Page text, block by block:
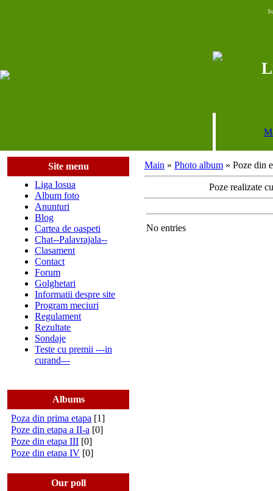
Site menu
Liga Iosua
Album foto
Anunturi
Blog
Cartea de oaspeti
Chat--Palavrajala--
Clasament
Contact
Forum
Golghetari
Informatii despre site
Program meciuri
Regulament
Rezultate
Sondaje
Teste cu premii ---in
curand---
Albums
Poza din prima etapa [1]
Poze din etapa a II-a [0]
Poze din etapa III [0]
Poze din etapa IV [0]
Our poll
Main » Photo album » Poze din
Poze realizate
No entries